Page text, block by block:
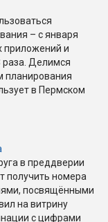
– с января
приложений и
раза. Делимся
планирования
в Пермском
в преддверии
получить номера
посвящёнными
на витрину
с цифрами